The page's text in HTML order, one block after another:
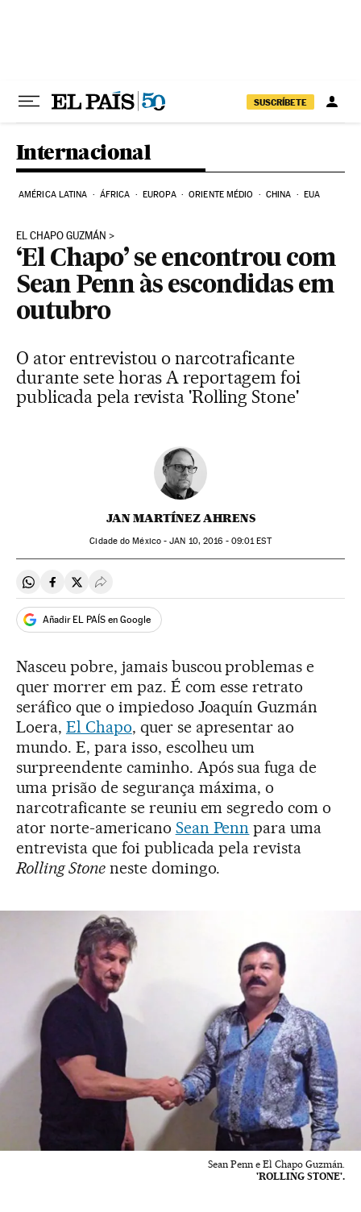
SUSCRÍBETE
Internacional
AMÉRICA LATINA ÁFRICA EUROPA ORIENTE MÉDIO CHINA EUA
EL CHAPO GUZMÁN
‘El Chapo’ se encontrou com
Sean Penn às escondidas em
outubro
O ator entrevistou o narcotraficante
durante sete horas A reportagem foi
publicada pela revista 'Rolling Stone'
JAN MARTÍNEZ AHRENS
Cidade do México -JAN 10, 2016 - 09:01EST
Compartir en Whatsapp
Compartir en Facebook
Compartir en Twitter
Desplegar Redes Sociales
Añadir EL PAÍS en Google
Nasceu pobre, jamais buscou problemas e
quer morrer em paz. É com esse retrato
seráfico que o impiedoso Joaquín Guzmán
Loera, El Chapo, quer se apresentar ao
mundo. E, para isso, escolheu um
surpreendente caminho. Após sua fuga de
uma prisão de segurança máxima, o
narcotraficante se reuniu em segredo com o
ator norte-americano Sean Penn para uma
entrevista que foi publicada pela revista
Rolling Stoneneste domingo.
Sean Penn e El Chapo Guzmán.
'ROLLING STONE'.